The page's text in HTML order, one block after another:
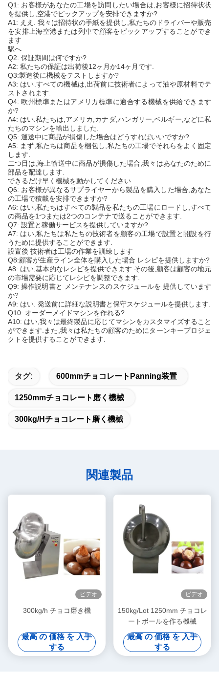
Q1: お客様があなたの工場を訪問したい場合は,お客様に招待状状
を提供し,空港でピックアップを安排できますか?
A1: ええ. 我々は招待状の手紙を提供し,私たちのドライバーや販売
を安排上海空港または列車で顧客をピックアップすることができ
ます
駅へ
Q2: 保証期間は何ですか?
A2: 私たちの保証は出荷後12ヶ月か14ヶ月です.
Q3:製造後に機械をテストしますか?
A3: はい.すべての機械は,出荷前に技術者によって油や原材料でテ
ストされます.
Q4: 欧州標準またはアメリカ標準に適合する機械を供給できます
か?
A4: はい.私たちは,アメリカ,カナダ,ハンガリー,ベルギー,などに私
たちのマシンを輸出しました.
Q5: 運送中に商品が損傷した場合はどうすればいいですか?
A5: まず,私たちは商品を梱包し,私たちの工場でそれらをよく固定
します.
二つ目は,海上輸送中に商品が損傷した場合,我々はあなたのために
部品を配達します.
できるだけ早く機械を動かしてください
Q6: お客様が異なるサプライヤーから製品を購入した場合,あなた
の工場で積載を安排できますか?
A6: はい,私たちはすべての製品を私たちの工場にロードし,すべて
の商品を1つまたは2つのコンテナで送ることができます.
Q7: 設置と稼働サービスを提供していますか?
A7: はい,私たちは私たちの技術者を顧客の工場で設置と開設を行
うために提供することができます.
設置後 技術者は工場の作業を訓練します
Q8:顧客が生産ライン全体を購入した場合 レシピを提供しますか?
A8: はい,基本的なレシピを提供できます.その後,顧客は顧客の地元
の市場需要に応じてレシピを調整できます.
Q9: 操作説明書と メンテナンスのスケジュールを 提供しています
か?
A9: はい. 発送前に詳細な説明書と保守スケジュールを提供します.
Q10: オーダーメイドマシンを作れる?
A10: はい,我々は最終製品に応じてマシンをカスタマイズすること
ができます.また,我々は私たちの顧客のためにターンキープロジェ
クトを提供することができます.
タグ: 600mmチョコレートPanning装置
1250mmチョコレート磨く機械
300kg/Hチョコレート磨く機械
関連製品
ビデオ
300kg/h チョコ磨き機
最高 の 価格 を 入手
する
ビデオ
150kg/Lot 1250mm チョコレ
ートボールを作る機械
最高 の 価格 を 入手
する